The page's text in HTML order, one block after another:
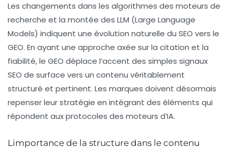
Les changements dans les algorithmes des moteurs de
recherche et la montée des LLM (Large Language
Models) indiquent une évolution naturelle du SEO vers le
GEO. En ayant une approche axée sur la citation et la
fiabilité, le GEO déplace l’accent des simples signaux
SEO de surface vers un contenu véritablement
structuré et pertinent. Les marques doivent désormais
repenser leur stratégie en intégrant des éléments qui
répondent aux protocoles des moteurs d’IA.
Limportance de la structure dans le contenu